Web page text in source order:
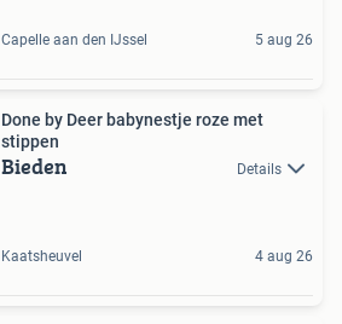
Capelle aan den IJssel 5 aug 26
Done by Deer babynestje roze met
stippen
Bieden Details
Kaatsheuvel 4 aug 26